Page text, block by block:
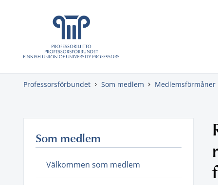
Gå direkt till innehåll
Professorsförbundet Som medlem Medlemsförmåner
Som medlem
Välkommen som medlem